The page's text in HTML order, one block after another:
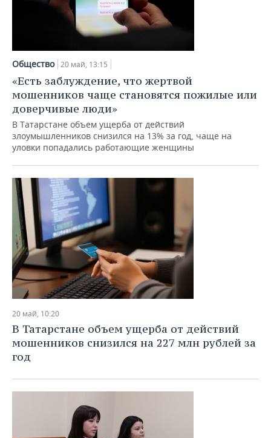
Общество 20 май, 13:15
«Есть заблуждение, что жертвой
мошенников чаще становятся пожилые или
доверчивые люди»
В Татарстане объем ущерба от действий
злоумышленников снизился на 13% за год, чаще на
уловки попадались работающие женщины
20 май, 10:20
В Татарстане объем ущерба от действий
мошенников снизился на 227 млн рублей за
год